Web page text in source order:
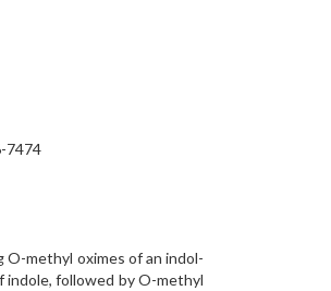
7474
methyl oximes of an indol-
indole, followed by O-methyl